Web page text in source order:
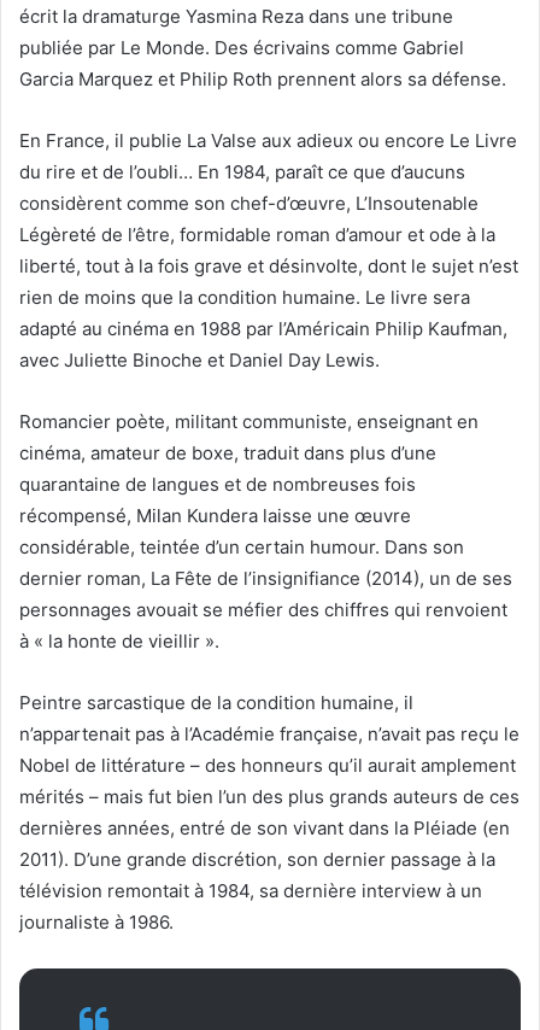
écrit la dramaturge Yasmina Reza dans une tribune
publiée par Le Monde. Des écrivains comme Gabriel
Garcia Marquez et Philip Roth prennent alors sa défense.
En France, il publie La Valse aux adieux ou encore Le Livre
du rire et de l’oubli… En 1984, paraît ce que d’aucuns
considèrent comme son chef-d’œuvre, L’Insoutenable
Légèreté de l’être, formidable roman d’amour et ode à la
liberté, tout à la fois grave et désinvolte, dont le sujet n’est
rien de moins que la condition humaine. Le livre sera
adapté au cinéma en 1988 par l’Américain Philip Kaufman,
avec Juliette Binoche et Daniel Day Lewis.
Romancier poète, militant communiste, enseignant en
cinéma, amateur de boxe, traduit dans plus d’une
quarantaine de langues et de nombreuses fois
récompensé, Milan Kundera laisse une œuvre
considérable, teintée d’un certain humour. Dans son
dernier roman, La Fête de l’insignifiance (2014), un de ses
personnages avouait se méfier des chiffres qui renvoient
à « la honte de vieillir ».
Peintre sarcastique de la condition humaine, il
n’appartenait pas à l’Académie française, n’avait pas reçu le
Nobel de littérature – des honneurs qu’il aurait amplement
mérités – mais fut bien l’un des plus grands auteurs de ces
dernières années, entré de son vivant dans la Pléiade (en
2011). D’une grande discrétion, son dernier passage à la
télévision remontait à 1984, sa dernière interview à un
journaliste à 1986.